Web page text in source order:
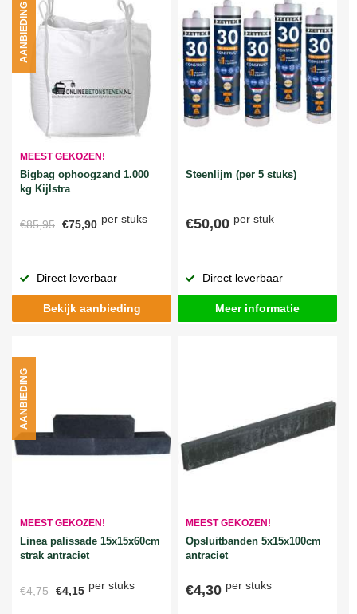
MEEST GEKOZEN!
Bigbag ophoogzand 1.000
kg Kijlstra
€85,95 €75,90 per stuks
AANBIEDING
Direct leverbaar
Bekijk aanbieding
Steenlijm (per 5 stuks)
€50,00 per stuk
Direct leverbaar
Meer informatie
MEEST GEKOZEN!
Linea palissade 15x15x60cm
strak antraciet
€4,75 €4,15 per stuks
AANBIEDING
MEEST GEKOZEN!
Opsluitbanden 5x15x100cm
antraciet
€4,30 per stuks